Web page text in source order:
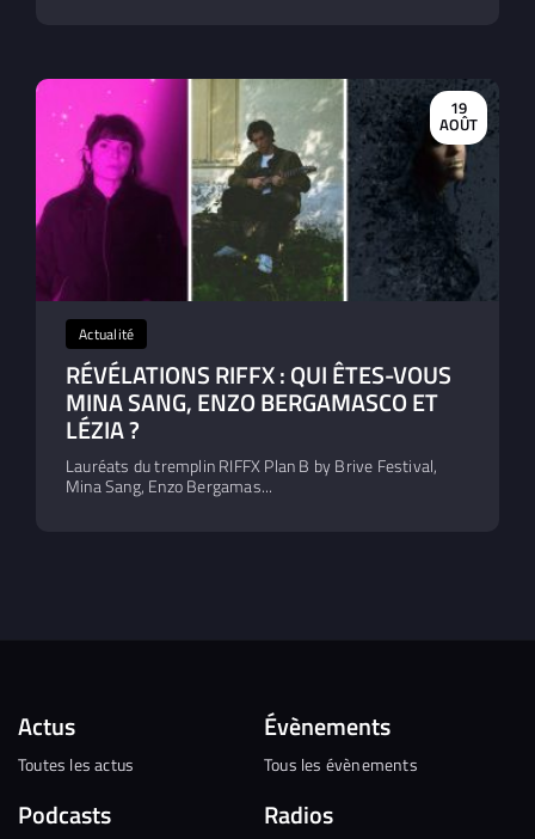
19
AOÛT
Actualité
RÉVÉLATIONS RIFFX : QUI ÊTES-VOUS
MINA SANG, ENZO BERGAMASCO ET
LÉZIA ?
Lauréats du tremplin RIFFX Plan B by Brive Festival,
Mina Sang, Enzo Bergamas...
Actus
Toutes les actus
Podcasts
Évènements
Tous les évènements
Radios